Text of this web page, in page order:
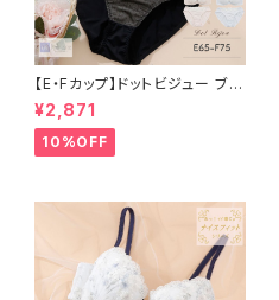
【E・Fカップ】ドットビジュー ブラ
＆ショーツ
¥2,871
10%OFF